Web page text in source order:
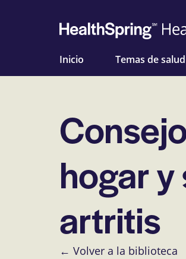
Inicio Temas de
hogar
artritis
← Volver a la biblioteca